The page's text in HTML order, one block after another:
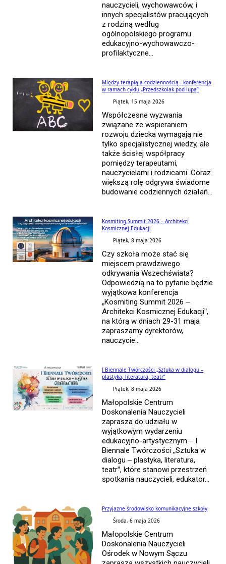
nauczycieli, wychowawców, i
innych specjalistów pracujących
z rodziną według
ogólnopolskiego programu
edukacyjno-wychowawczo-
profilaktyczne...
Między terapią a codziennością - konferencja
w ramach cyklu „Przedszkolak pod lupą”
Piątek, 15 maja 2026
Współczesne wyzwania
związane ze wspieraniem
rozwoju dziecka wymagają nie
tylko specjalistycznej wiedzy, ale
także ścisłej współpracy
pomiędzy terapeutami,
nauczycielami i rodzicami. Coraz
większą rolę odgrywa świadome
budowanie codziennych działań...
Kosmiting Summit 2026 – Architekci
Kosmicznej Edukacji
Piątek, 8 maja 2026
Czy szkoła może stać się
miejscem prawdziwego
odkrywania Wszechświata?
Odpowiedzią na to pytanie będzie
wyjątkowa konferencja
„Kosmiting Summit 2026 –
Architekci Kosmicznej Edukacji”,
na którą w dniach 29-31 maja
zapraszamy dyrektorów,
nauczycie...
I Biennale Twórczości „Sztuka w dialogu –
plastyka, literatura, teatr”
Piątek, 8 maja 2026
Małopolskie Centrum
Doskonalenia Nauczycieli
zaprasza do udziału w
wyjątkowym wydarzeniu
edukacyjno-artystycznym – I
Biennale Twórczości „Sztuka w
dialogu – plastyka, literatura,
teatr”, które stanowi przestrzeń
spotkania nauczycieli, edukator...
Przyjazne środowisko komunikacyjne szkoły
Środa, 6 maja 2026
Małopolskie Centrum
Doskonalenia Nauczycieli
Ośrodek w Nowym Sączu